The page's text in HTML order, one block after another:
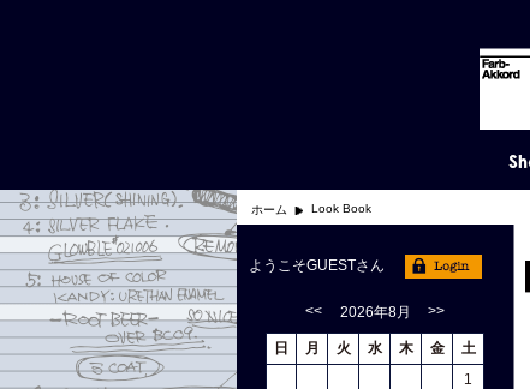
ホーム Look Book
ようこそGUESTさん
<< 2026年8月 >>
日 月 火 水 木 金
土
1